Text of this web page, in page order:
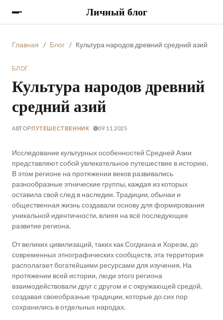
Личный блог
Главная Блог Культура народов древний средний азий
БЛОГ
Культура народов древний
средний азий
АВТОРПУТЕШЕСТВЕННИК 09.11.2025
Исследование культурных особенностей Средней Азии
представляют собой увлекательное путешествие в историю.
В этом регионе на протяжении веков развивались
разнообразные этнические группы, каждая из которых
оставила свой след в наследии. Традиции, обычаи и
общественная жизнь создавали основу для формирования
уникальной идентичности, влияя на всё последующее
развитие региона.
От великих цивилизаций, таких как Согдиана и Хорезм, до
современных этнографических сообществ, эта территория
располагает богатейшими ресурсами для изучения. На
протяжении всей истории, люди этого региона
взаимодействовали друг с другом и с окружающей средой,
создавая своеобразные традиции, которые до сих пор
сохранились в отдельных народах.